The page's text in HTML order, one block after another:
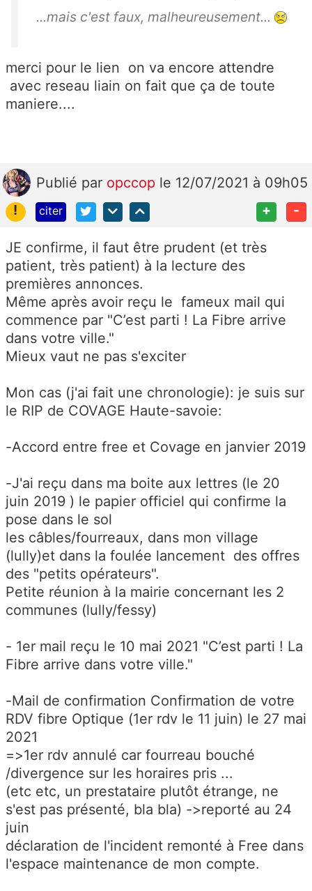
...mais c'est faux, malheureusement...
merci pour le lien on va encore attendre
avec reseau liain on fait que ça de toute
maniere....
Publié par opccop le 12/07/2021 à 09h05
!
citer + -
JE confirme, il faut être prudent (et très
patient, très patient) à la lecture des
premières annonces.
Même après avoir reçu le fameux mail qui
commence par "C’est parti ! La Fibre arrive
dans votre ville."
Mieux vaut ne pas s'exciter
Mon cas (j'ai fait une chronologie): je suis sur
le RIP de COVAGE Haute-savoie:
-Accord entre free et Covage en janvier 2019
-J'ai reçu dans ma boite aux lettres (le 20
juin 2019 ) le papier officiel qui confirme la
pose dans le sol
les câbles/fourreaux, dans mon village
(lully)et dans la foulée lancement des offres
des "petits opérateurs".
Petite réunion à la mairie concernant les 2
communes (lully/fessy)
- 1er mail reçu le 10 mai 2021 "C’est parti ! La
Fibre arrive dans votre ville."
-Mail de confirmation Confirmation de votre
RDV fibre Optique (1er rdv le 11 juin) le 27 mai
2021
=>1er rdv annulé car fourreau bouché
/divergence sur les horaires pris ...
(etc etc, un prestataire plutôt étrange, ne
s'est pas présenté, bla bla) ->reporté au 24
juin
déclaration de l'incident remonté à Free dans
l'espace maintenance de mon compte.